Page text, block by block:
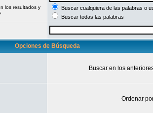
los resultados y
Buscar cualquiera de las palabras o
Buscar todas las palabras
Opciones de Búsqueda
Buscar en los
Ordenar